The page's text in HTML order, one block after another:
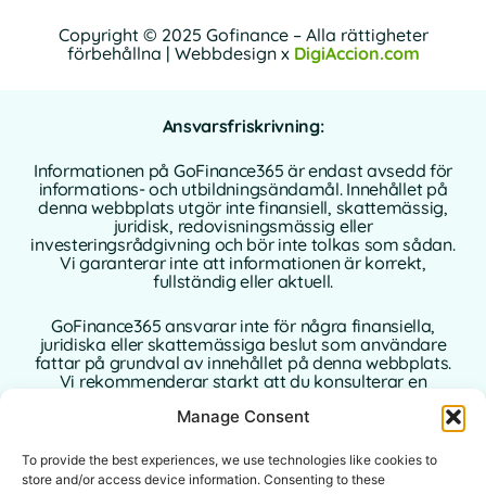
Manage Consent
To provide the best experiences, we use technologies like cookies to
store and/or access device information. Consenting to these
Copyright © 2025 Gofinance – Alla rättigheter
förbehållna | Webbdesign x DigiAccion.com
Ansvarsfriskrivning:
Informationen på GoFinance365 är endast avsedd för
informations- och utbildningsändamål. Innehållet på
denna webbplats utgör inte finansiell, skattemässig,
juridisk, redovisningsmässig eller
investeringsrådgivning och bör inte tolkas som sådan.
Vi garanterar inte att informationen är korrekt,
fullständig eller aktuell.
GoFinance365 ansvarar inte för några finansiella,
juridiska eller skattemässiga beslut som användare
fattar på grundval av innehållet på denna webbplats.
Vi rekommenderar starkt att du konsulterar en
kvalificerad och auktoriserad professionell rådgivare i
ditt hemland innan du fattar några beslut som rör dina
Användning av denna webbplats innebär att du